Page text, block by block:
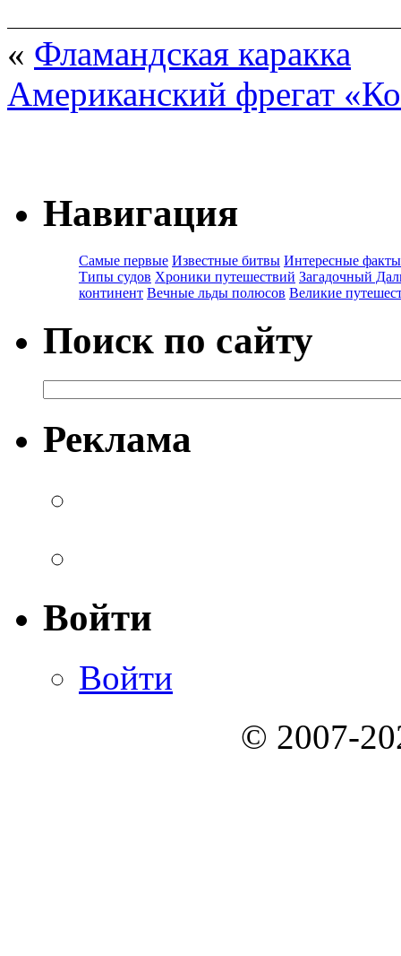
« Фламандская каракка
Американский фрегат
Навигация
Самые первые Известные битвы Интересные факты
Типы судов Хроники путешествий Загадочный
континент Вечные льды полюсов Великие
Поиск по сайту
Реклама
Войти
Войти
© 2007-